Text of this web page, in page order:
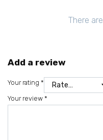
There
Add a review
Your rating *
Your review *